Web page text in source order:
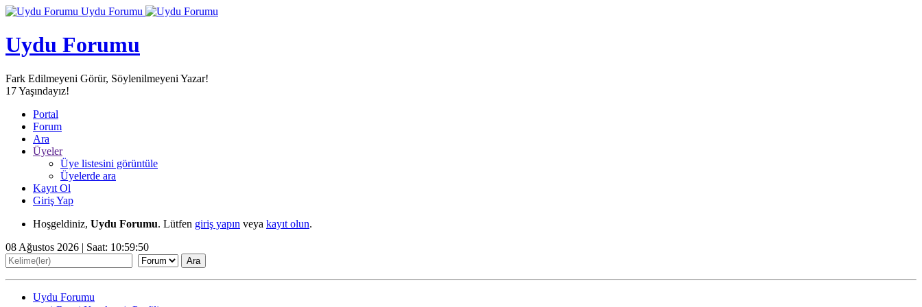
Uydu Forumu
Uydu Forumu
Fark Edilmeyeni Görür, Söylenilmeyeni Yazar!
17Yaşındayız!
Portal
Forum
Ara
Üyeler
Üye listesini görüntüle
Üyelerde ara
Kayıt Ol
Giriş Yap
Hoşgeldiniz, Uydu Forumu. Lütfen giriş yapın veya kayıt olun.
08 Ağustos 2026 | Saat: 10:59:51
Uydu Forumu